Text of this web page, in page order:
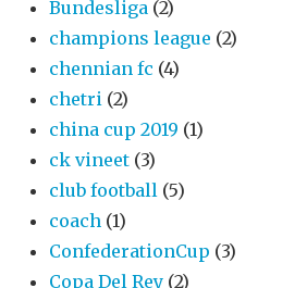
Bundesliga (2)
champions league (2)
chennian fc (4)
chetri (2)
china cup 2019 (1)
ck vineet (3)
club football (5)
coach (1)
ConfederationCup (3)
Copa Del Rey (2)